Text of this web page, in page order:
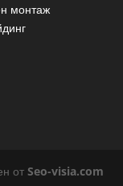
монтаж
отSeo-visia.com